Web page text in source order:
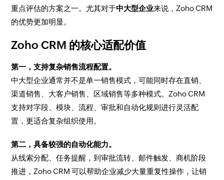
重点评估的方案之一。尤其对于中大型企业来说，Zoho CRM
的优势更加明显。
Zoho CRM 的核心适配价值
第一，支持复杂销售流程配置。
中大型企业通常并不是单一销售模式，可能同时存在直销、
渠道销售、大客户销售、区域销售等多种模式。Zoho CRM
支持对字段、模块、流程、审批和自动化规则进行灵活配
置，更适合复杂组织使用。
第二，具备较强的自动化能力。
从线索分配、任务提醒，到审批流转、邮件触发、商机阶段
推进，Zoho CRM 可以帮助企业减少大量重复性操作，让销